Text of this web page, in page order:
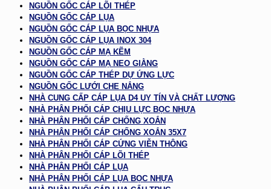
NGUỒN GỐC CÁP LÕI THÉP
NGUỒN GỐC CÁP LỤA
NGUỒN GỐC CÁP LỤA BỌC NHỰA
NGUỒN GỐC CÁP LỤA INOX 304
NGUỒN GỐC CÁP MẠ KẼM
NGUỒN GỐC CÁP MẠ NEO GIẰNG
NGUỒN GỐC CÁP THÉP DỰ ỨNG LỰC
NGUỒN GỐC LƯỚI CHE NẮNG
NHÀ CUNG CẤP CÁP LỤA D4 UY TÍN VÀ CHẤT LƯỢNG
NHÀ PHÂN PHỐI CÁP CHỊU LỰC BỌC NHỰA
NHÀ PHÂN PHỐI CÁP CHỐNG XOẮN
NHÀ PHÂN PHỐI CÁP CHỐNG XOẮN 35X7
NHÀ PHÂN PHỐI CÁP CỨNG VIỄN THÔNG
NHÀ PHÂN PHỐI CÁP LÕI THÉP
NHÀ PHÂN PHỐI CÁP LỤA
NHÀ PHÂN PHỐI CÁP LỤA BỌC NHỰA